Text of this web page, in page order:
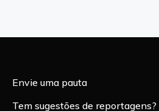
Envie uma pauta
Tem sugestões de reportagens?